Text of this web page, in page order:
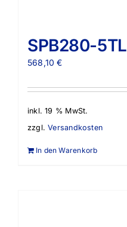
SPB280-5TL
568,10€
inkl. 19 % MwSt.
zzgl.Versandkosten
In den Warenkorb